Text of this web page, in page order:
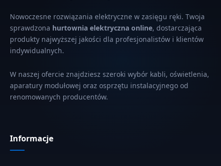
Nowoczesne rozwiązania elektryczne w zasięgu ręki. Twoja
sprawdzona hurtownia elektryczna online, dostarczająca
produkty najwyższej jakości dla profesjonalistów i klientów
indywidualnych.
W naszej ofercie znajdziesz szeroki wybór kabli, oświetlenia,
aparatury modułowej oraz osprzętu instalacyjnego od
renomowanych producentów.
Informacje